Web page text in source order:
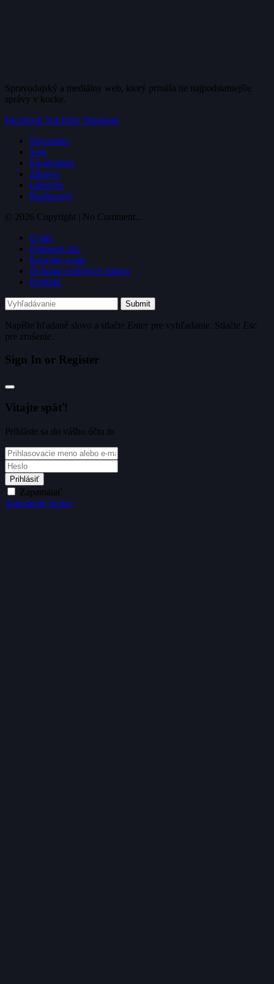
Spravodajský a mediálny web, ktorý prináša tie najpodstatnejšie
správy v kocke.
FacebookYouTube Telegram
Slovensko
Svet
Ekonomika
Zdravie
Lifestyle
Rozhovory
© 2026 Copyright | No Comment...
O nás
Podporte nás
Inzerujte u nás
Ochrana osobných údajov
Kontakt
Submit
Napíšte hľadané slovo a stlačte Enter pre vyhľadanie. Stlačte Esc
pre zrušenie.
Sign In or Register
Vitajte späť!
Prihláste sa do vášho účtu tu
Prihlásiť
Zapamätať
Zabudnuté heslo?